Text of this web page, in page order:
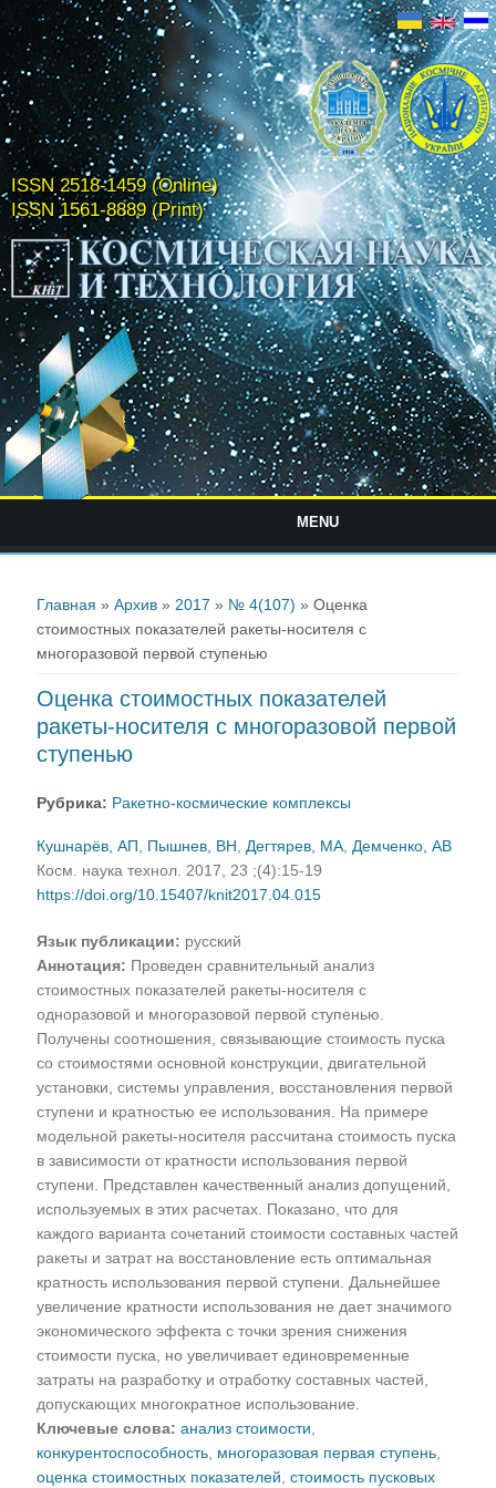
ISSN 2518-1459 (Online)
ISSN 1561-8889 (Print)
MENU
Главная »Архив » 2017 » № 4(107) » Оценка
стоимостных показателей ракеты-носителя с
многоразовой первой ступенью
Оценка стоимостных показателей
ракеты-носителя с многоразовой первой
ступенью
Рубрика: Ракетно-космические комплексы
Кушнарёв, АП Пышнев, ВН Дегтярев, МА Демченко, АВ
Косм. наука технол. 2017, 23 ;(4):15-19
https://doi.org/10.15407/knit2017.04.015
Язык публикации: русский
Аннотация: Проведен сравнительный анализ
стоимостных показателей ракеты-носителя с
одноразовой и многоразовой первой ступенью.
Получены соотношения, связывающие стоимость пуска
со стоимостями основной конструкции, двигательной
установки, системы управления, восстановления первой
ступени и кратностью ее использования. На примере
модельной ракеты-носителя рассчитана стоимость пуска
в зависимости от кратности использования первой
ступени. Представлен качественный анализ допущений,
используемых в этих расчетах. Показано, что для
каждого варианта сочетаний стоимости составных частей
ракеты и затрат на восстановление есть оптимальная
кратность использования первой ступени. Дальнейшее
увеличение кратности использования не дает значимого
экономического эффекта с точки зрения снижения
стоимости пуска, но увеличивает единовременные
затраты на разработку и отработку составных частей,
допускающих многократное использование.
Ключевые слова: анализ стоимости
конкурентоспособность многоразовая первая ступень
оценка стоимостных показателей ,стоимость пусковых